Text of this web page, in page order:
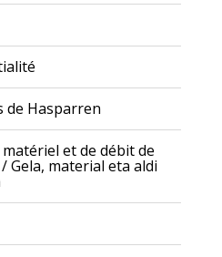
de Hasparren
et de débit de
Gela, material eta aldi